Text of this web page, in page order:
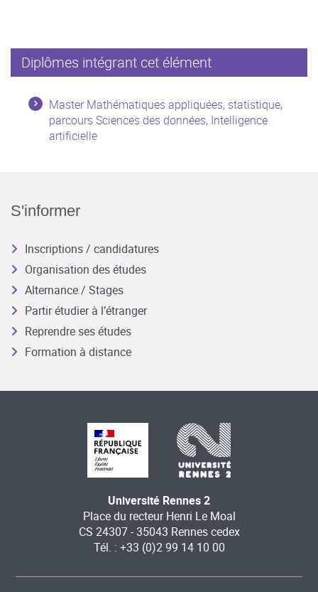
Diplômes intégrant cet élément
Master Mathématiques appliquées, statistique,
parcours Sciences des données, Intelligence
artificielle
S'informer
Inscriptions / candidatures
Organisation des études
Alternance / Stages
Partir étudier à l’étranger
Reprendre ses études
Formation à distance
Université Rennes 2
Place du recteur Henri Le Moal
CS 24307 - 35043 Rennes cedex
Tél. : +33 (0)2 99 14 10 00